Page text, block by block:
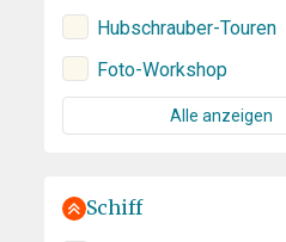
Hubschrauber-Touren
Foto-Workshop
Alle anzeigen
Schiff